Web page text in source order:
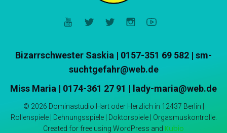
Bizarrschwester Saskia | 0157-351 69 582 | sm-
suchtgefahr@web.de
Miss Maria | 0174-361 27 91 | lady-maria@web.de
© 2026 Dominastudio Hart oder Herzlich in 12437 Berlin |
Rollenspiele | Dehnungsspiele | Doktorspiele | Orgasmuskontrolle.
Created for free using WordPress and Kubio